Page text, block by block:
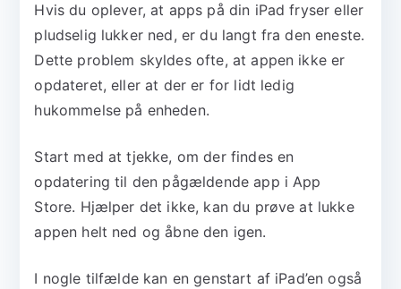
Hvis du oplever, at apps på din iPad fryser eller
pludselig lukker ned, er du langt fra den eneste.
Dette problem skyldes ofte, at appen ikke er
opdateret, eller at der er for lidt ledig
hukommelse på enheden.
Start med at tjekke, om der findes en
opdatering til den pågældende app i App
Store. Hjælper det ikke, kan du prøve at lukke
appen helt ned og åbne den igen.
I nogle tilfælde kan en genstart af iPad’en også